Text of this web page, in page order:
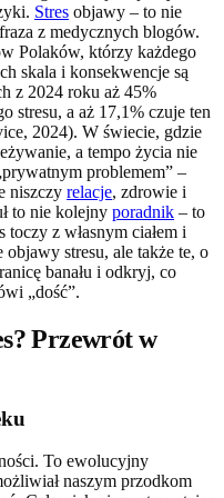
Stres objawy – to nie
z medycznych blogów.
Polaków, którzy każdego
skala i konsekwencje są
z 2024 roku aż 45%
stresu, a aż 17,1% czuje ten
2024). W świecie, gdzie
a tempo życia nie
problemem” –
niszczy relacje, zdrowie i
to nie kolejny poradnik – to
z własnym ciałem i
stresu, ale także te, o
banału i odkryj, co
„dość”.
Przewrót w
To ewolucyjny
naszym przodkom